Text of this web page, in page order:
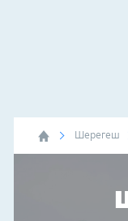
Шерегеш